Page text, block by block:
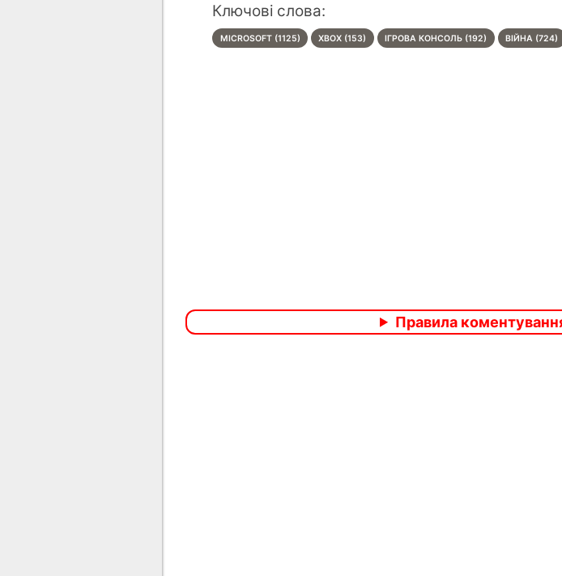
Ключові слова:
MICROSOFT (1125) XBOX (153) ІГРОВА КОНСОЛЬ (192) ВІЙНА (724)
Правила